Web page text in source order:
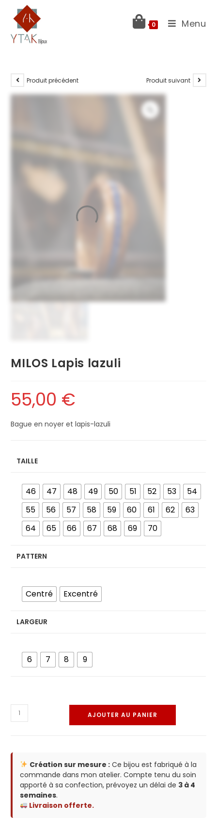
0 Menu
Produit précédent Produit suivant
MILOS Lapis lazuli
55,00 €
Bague en noyer et lapis-lazuli
TAILLE
46 47 48 49 50 51 52 53
54
55
56 57 58 59 60 61 62
63
64
65 66 67 68 69 70
PATTERN
Centré Excentré
LARGEUR
6 7 8 9
AJOUTER AU PANIER
Création sur mesure : Ce bijou est fabriqué à la
commande dans mon atelier. Compte tenu du soin
apporté à sa confection, prévoyez un délai de 3 à 4
semaines.
Livraison offerte.